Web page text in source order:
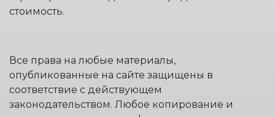
стоимость.
Все права на любые материалы,
опубликованные на сайте защищены в
соответствие с действующем
законодательством. Любое копирование и